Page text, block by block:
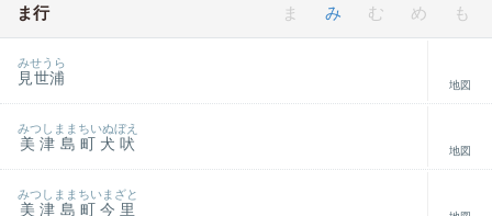
ま行 ま み む め も
見世浦
みせうら
地図
美津島町犬吠
みつしままちいぬぼえ
地図
美津島町今里
みつしままちいまざと